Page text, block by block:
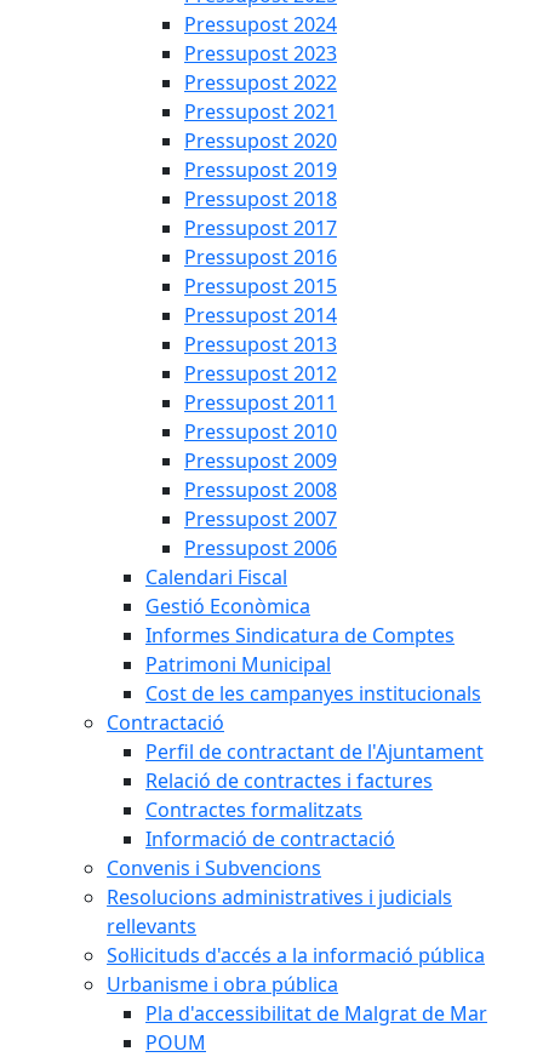
Pressupost 2024
Pressupost 2023
Pressupost 2022
Pressupost 2021
Pressupost 2020
Pressupost 2019
Pressupost 2018
Pressupost 2017
Pressupost 2016
Pressupost 2015
Pressupost 2014
Pressupost 2013
Pressupost 2012
Pressupost 2011
Pressupost 2010
Pressupost 2009
Pressupost 2008
Pressupost 2007
Pressupost 2006
Calendari Fiscal
Gestió Econòmica
Informes Sindicatura de Comptes
Patrimoni Municipal
Cost de les campanyes institucionals
Contractació
Perfil de contractant de l'Ajuntament
Relació de contractes i factures
Contractes formalitzats
Informació de contractació
Convenis i Subvencions
Resolucions administratives i judicials
rellevants
Sol·licituds d'accés a la informació pública
Urbanisme i obra pública
Pla d'accessibilitat de Malgrat de Mar
POUM